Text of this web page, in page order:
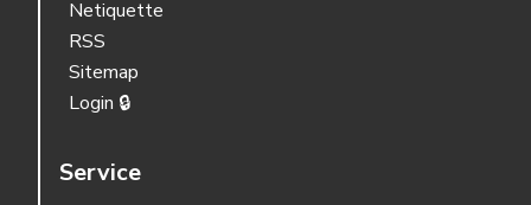
Netiquette
RSS
Sitemap
Login 🔒
Service